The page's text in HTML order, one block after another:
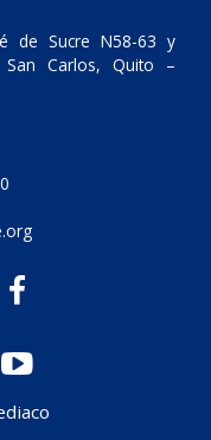
de Sucre N58-63 y
San Carlos, Quito –